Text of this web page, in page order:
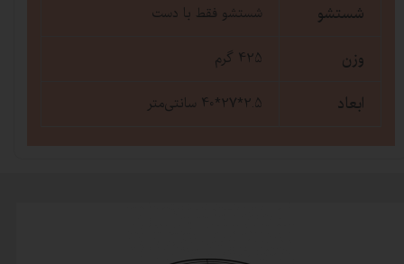
شستشو شستشو فقط با دست
وزن 425 گرم
ابعاد 2.5*27*40 سانتی‌متر